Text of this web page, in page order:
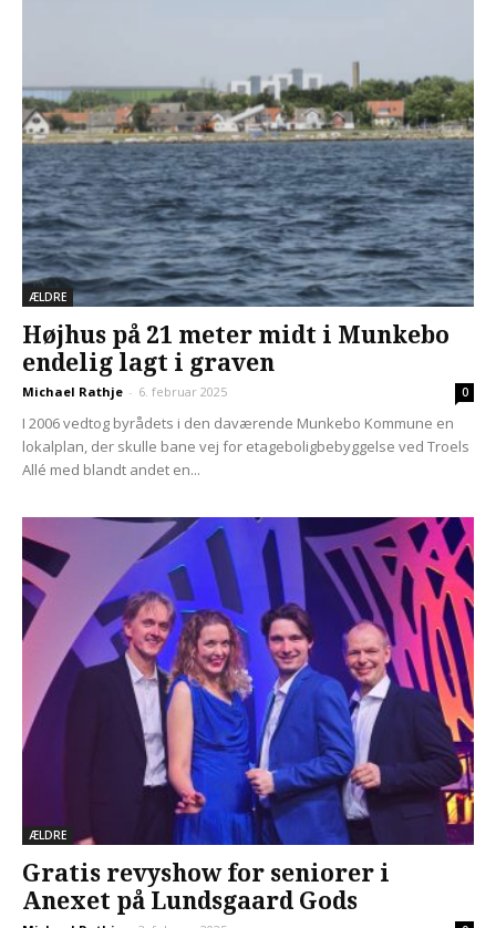
ÆLDRE
Højhus på 21 meter midt i Munkebo
endelig lagt i graven
Michael Rathje - 6. februar 2025 0
I 2006 vedtog byrådets i den daværende Munkebo Kommune en
lokalplan, der skulle bane vej for etageboligbebyggelse ved Troels
Allé med blandt andet en...
ÆLDRE
Gratis revyshow for seniorer i
Anexet på Lundsgaard Gods